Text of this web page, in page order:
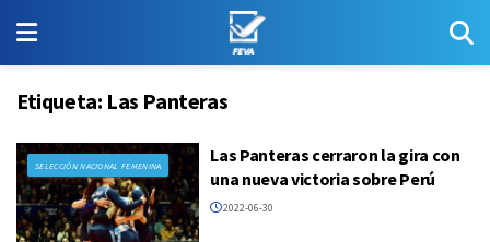
Etiqueta: Las Panteras
SELECCIÓN NACIONAL FEMENINA
Las Panteras cerraron la gira con
una nueva victoria sobre Perú
2022-06-30